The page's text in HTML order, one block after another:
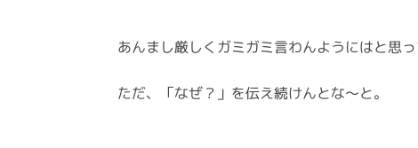
あんまし厳しくガミガミ言わんようにはと思っ
ただ、「なぜ？」を伝え続けんとな〜と。